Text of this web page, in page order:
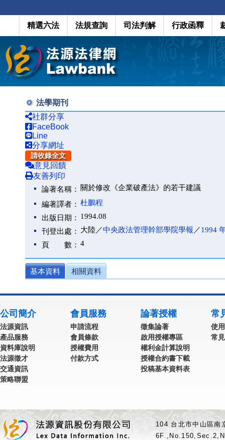
精選六法 法規查詢 司法判解 行政函釋
法學期刊
社群分享
FaceBook
Line
分享網址
請收錄全文
意見回饋
友善列印
論著名稱： 關於修改《企業破產法》的若干建議
編著譯者： 杜鵬程
出版日期： 1994.08
刊登出處： 大陸／中央政法管理幹部學院學報 ／1994
頁 數： 4
基本資料 相關資料
公司簡介
法源資訊
產品服務
資料庫說明
法源徵才
交通資訊
策略聯盟
會員服務
申請流程
會員條款
授權費用
付款方式
論著授權
徵集論著
啟用授權專區
權利金計算說明
授權合約書下載
投稿基本資料表
常
使
常
104 台北市中山區